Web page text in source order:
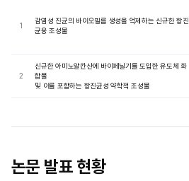
1
감염성 진균의 바이오필름 생성을 억제하는 신규한 항진
균용 조성물
2
신규한 아미노알칸산에 바이페닐기를 도입한 유도체 화
합물
및 이를 포함하는 항진균성 약학적 조성물
논문 발표 현황